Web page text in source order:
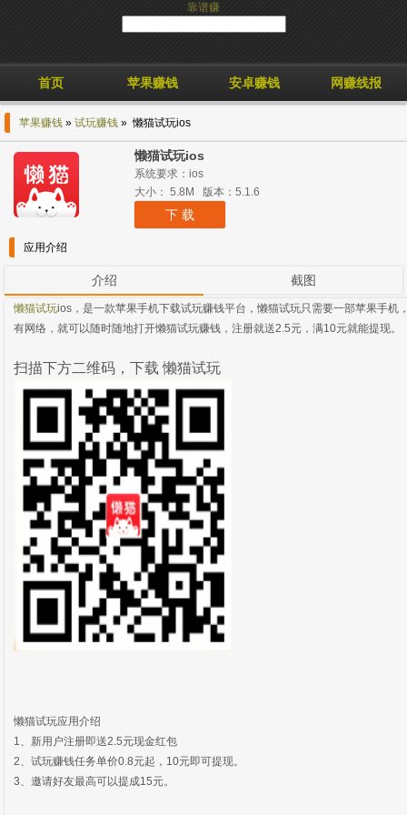
靠谱赚
首页 苹果赚钱 安卓赚钱 网赚线报
苹果赚钱 » 试玩赚钱 » 懒猫试玩ios
懒猫试玩ios
系统要求：ios
大小： 5.8M 版本：5.1.6
下 载
应用介绍
介绍 截图
懒猫试玩ios，是一款苹果手机下载试玩赚钱平台，懒猫试玩只需要一部苹果手机
有网络，就可以随时随地打开懒猫试玩赚钱，注册就送2.5元，满10元就能提现。
扫描下方二维码，下载 懒猫试玩
懒猫试玩应用介绍
1、新用户注册即送2.5元现金红包
2、试玩赚钱任务单价0.8元起，10元即可提现。
3、邀请好友最高可以提成15元。